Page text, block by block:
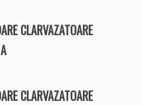
CLARVAZATOARE
CLARVAZATOARE